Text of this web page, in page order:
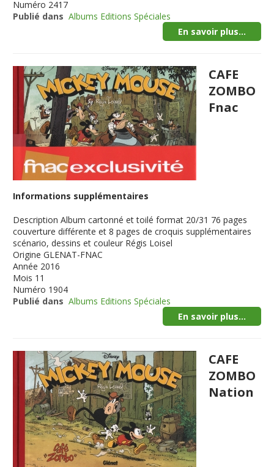
Numéro 2417
Publié dans Albums Editions Spéciales
En savoir plus...
CAFE
ZOMBO
Fnac
Informations supplémentaires
Description Album cartonné et toilé format 20/31 76 pages
couverture différente et 8 pages de croquis supplémentaires
scénario, dessins et couleur Régis Loisel
Origine GLENAT-FNAC
Année 2016
Mois 11
Numéro 1904
Publié dans Albums Editions Spéciales
En savoir plus...
CAFE
ZOMBO
Nation